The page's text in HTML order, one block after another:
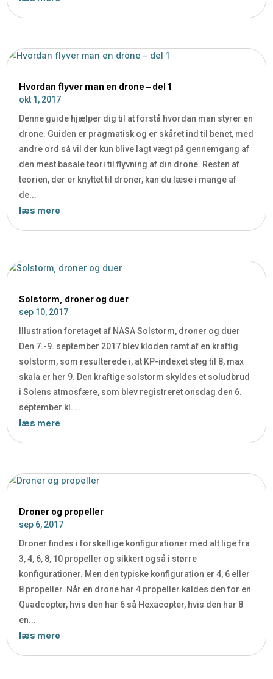
Hvordan flyver man en drone – del 1
okt 1, 2017
Denne guide hjælper dig til at forstå hvordan man styrer en
drone. Guiden er pragmatisk og er skåret ind til benet, med
andre ord så vil der kun blive lagt vægt på gennemgang af
den mest basale teori til flyvning af din drone. Resten af
teorien, der er knyttet til droner, kan du læse i mange af
de...
læs mere
Solstorm, droner og duer
sep 10, 2017
Illustration foretaget af NASA Solstorm, droner og duer
Den 7.-9. september 2017 blev kloden ramt af en kraftig
solstorm, som resulterede i, at KP-indexet steg til 8, max
skala er her 9. Den kraftige solstorm skyldes et soludbrud
i Solens atmosfære, som blev registreret onsdag den 6.
september kl....
læs mere
Droner og propeller
sep 6, 2017
Droner findes i forskellige konfigurationer med alt lige fra
3, 4, 6, 8, 10 propeller og sikkert også i større
konfigurationer. Men den typiske konfiguration er 4, 6 eller
8 propeller. Når en drone har 4 propeller kaldes den for en
Quadcopter, hvis den har 6 så Hexacopter, hvis den har 8
en...
læs mere